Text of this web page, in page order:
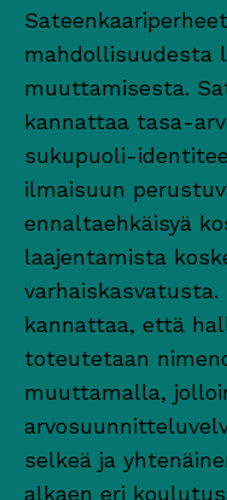
mahdollisuudesta
muuttamisesta.
kannattaa tasa-
sukupuoli-
ilmaisuun
ennaltaehkäisyä
laajentamista
kannattaa, että
toteutetaan
muuttamalla,
selkeä ja
alkaen eri